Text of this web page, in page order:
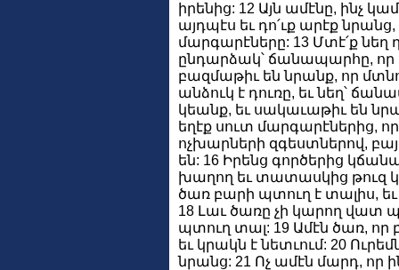
իրենից: 12 Այն ամէնը, ինչ
այդպէս եւ դո՛ւք արէք
մարգարէները: 13 Մտէ՛ք նեղ
ընդարձակ՝ ճանապարհը, որ
բազմաթիւ են նրանք, որ
անձուկ է դուռը, եւ նեղ՝
կեանք, եւ սակաւաթիւ են
եղէք սուտ մարգարէներից,
ոչխարների զգեստներով,
են: 16 Իրենց գործերից
խաղող եւ տատասկից թուզ
ծառ բարի պտուղ է տալիս,
18 Լաւ ծառը չի կարող վատ
պտուղ տալ: 19 Ամէն ծառ, որ
եւ կրակն է նետւում: 20
նրանց: 21 Ոչ ամէն մարդ, որ